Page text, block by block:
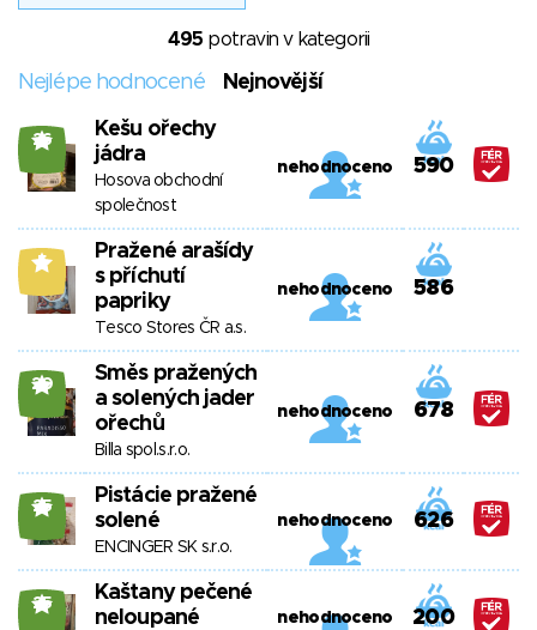
495 potravin v kategorii
Nejlépe hodnocené Nejnovější
26
Kešu ořechy
jádra
Hosova obchodní
společnost
nehodnoceno 590
5
Pražené arašídy
s příchutí
papriky
Tesco Stores ČR a.s.
nehodnoceno 586
20
Směs pražených
a solených jader
ořechů
Billa spol.s.r.o.
nehodnoceno 678
25
Pistácie pražené
solené
ENCINGER SK s.r.o.
nehodnoceno 626
25
Kaštany pečené
neloupané
nehodnoceno 200